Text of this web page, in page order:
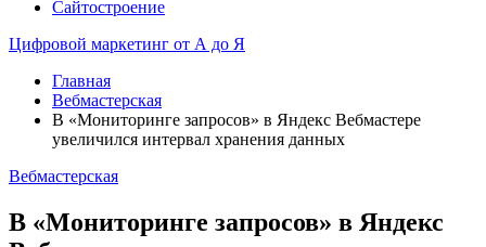
Сайтостроение
Цифровой маркетинг от А до Я
Главная
Вебмастерская
В «Мониторинге запросов» в Яндекс Вебмастере
увеличился интервал хранения данных
Вебмастерская
В «Мониторинге запросов» в Яндекс